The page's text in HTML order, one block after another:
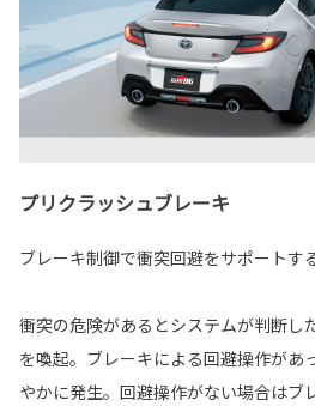
プリクラッシュブレーキ
ブレーキ制御で衝突回避をサポートす
衝突の危険があるとシステムが判断し
を喚起。ブレーキによる回避操作があ
やかに発生。回避操作がない場合はブ